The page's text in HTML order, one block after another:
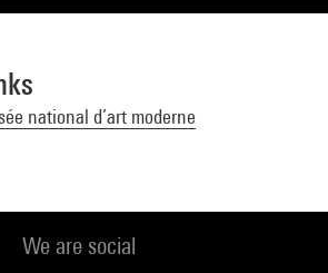
national d’art moderne
We are social